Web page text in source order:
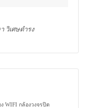
วิเศษดำรง
WIFI กล้องวงจรปิด